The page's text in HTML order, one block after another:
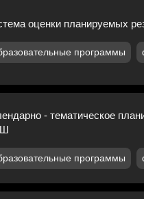
оценки планируемых
программы
- тематическое
программы